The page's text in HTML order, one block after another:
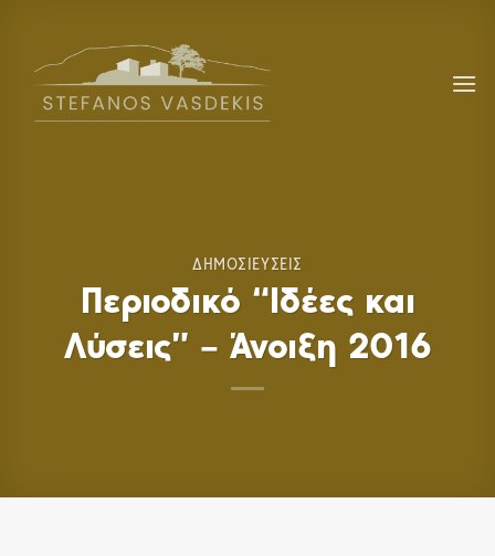
content
ΔΗΜΟΣΙΕΥΣΕΙΣ
Περιοδικό “Ιδέες και
Λύσεις” – Άνοιξη 2016